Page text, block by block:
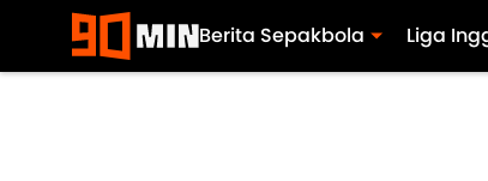
Berita Sepakbola Liga